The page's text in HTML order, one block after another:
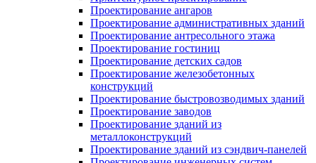
Проектирование ангаров
Проектирование административных зданий
Проектирование антресольного этажа
Проектирование гостиниц
Проектирование детских садов
Проектирование железобетонных
конструкций
Проектирование быстровозводимых зданий
Проектирование заводов
Проектирование зданий из
металлоконструкций
Проектирование зданий из сэндвич-панелей